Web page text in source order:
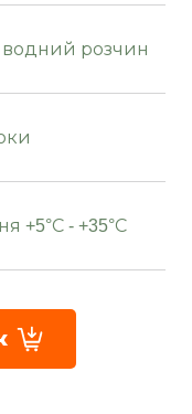
розчин
+5°С - +35°С